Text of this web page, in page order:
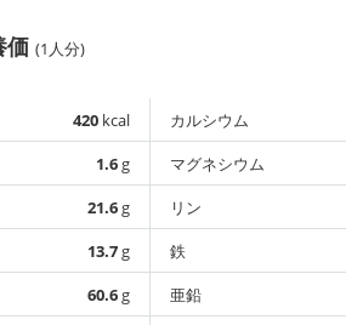
価 (1人分)
420 kcal
1.6g
21.6g
13.7g
60.6g
カルシウム
マグネシウム
リン
鉄
亜鉛